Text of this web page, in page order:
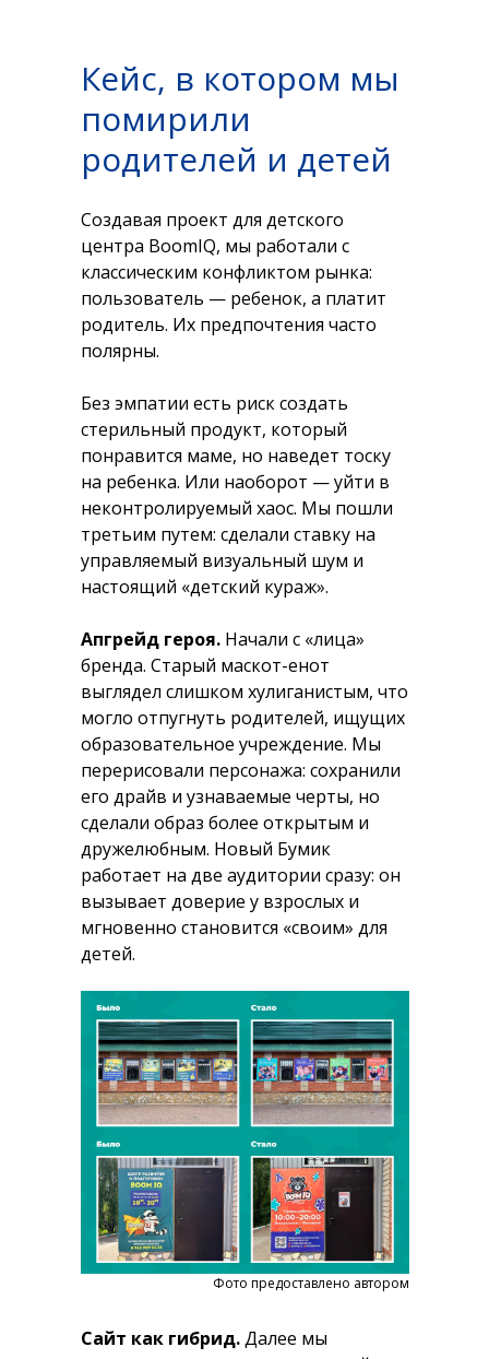
Кейс, в котором мы
помирили
родителей и детей
Создавая проект для детского
центра BoomIQ, мы работали с
классическим конфликтом рынка:
пользователь — ребенок, а платит
родитель. Их предпочтения часто
полярны.
Без эмпатии есть риск создать
стерильный продукт, который
понравится маме, но наведет тоску
на ребенка. Или наоборот — уйти в
неконтролируемый хаос. Мы пошли
третьим путем: сделали ставку на
управляемый визуальный шум и
настоящий «детский кураж».
Апгрейд героя. Начали с «лица»
бренда. Старый маскот-енот
выглядел слишком хулиганистым, что
могло отпугнуть родителей, ищущих
образовательное учреждение. Мы
перерисовали персонажа: сохранили
его драйв и узнаваемые черты, но
сделали образ более открытым и
дружелюбным. Новый Бумик
работает на две аудитории сразу: он
вызывает доверие у взрослых и
мгновенно становится «своим» для
детей.
Фото предоставлено автором
Сайт как гибрид.Далее мы